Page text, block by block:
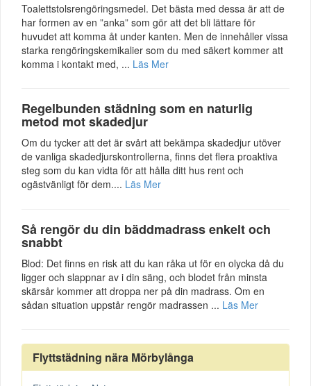
Toalettstolsrengöringsmedel. Det bästa med dessa är att de
har formen av en ”anka” som gör att det bli lättare för
huvudet att komma åt under kanten. Men de innehåller vissa
starka rengöringskemikalier som du med säkert kommer att
komma i kontakt med, ... Läs Mer
Regelbunden städning som en naturlig
metod mot skadedjur
Om du tycker att det är svårt att bekämpa skadedjur utöver
de vanliga skadedjurskontrollerna, finns det flera proaktiva
steg som du kan vidta för att hålla ditt hus rent och
ogästvänligt för dem.... Läs Mer
Så rengör du din bäddmadrass enkelt och
snabbt
Blod: Det finns en risk att du kan råka ut för en olycka då du
ligger och slappnar av i din säng, och blodet från minsta
skärsår kommer att droppa ner på din madrass. Om en
sådan situation uppstår rengör madrassen ... Läs Mer
Flyttstädning nära Mörbylånga